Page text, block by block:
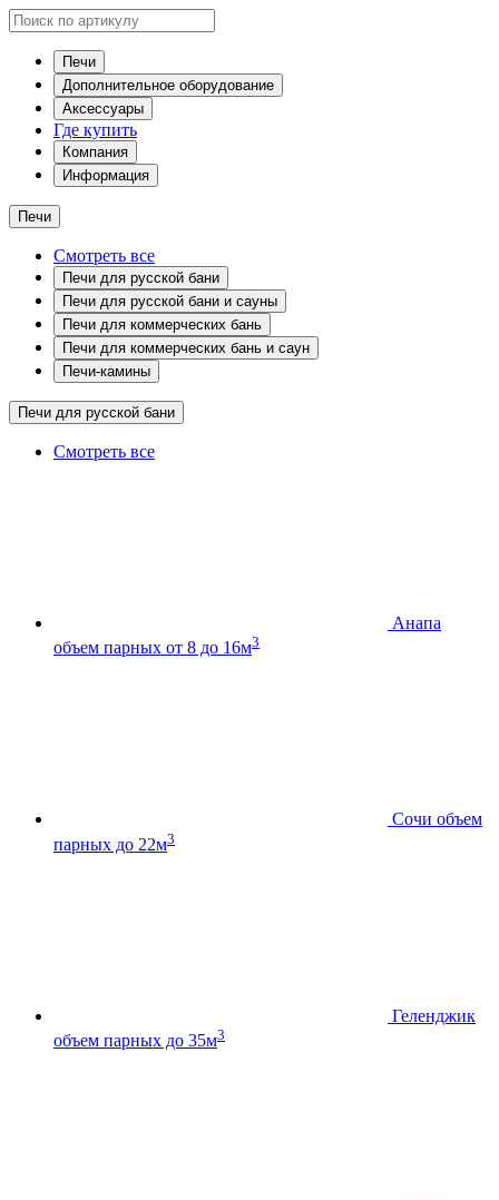
Печи
Дополнительное оборудование
Аксессуары
Где купить
Компания
Информация
Печи
Смотреть все
Печи для русской бани
Печи для русской бани и сауны
Печи для коммерческих бань
Печи для коммерческих бань и саун
Печи-камины
Печи для русской бани
Смотреть все
Анапа
объем парных от 8 до 16м3
Сочи объем
парных до 22м3
Геленджик
объем парных до 35м3